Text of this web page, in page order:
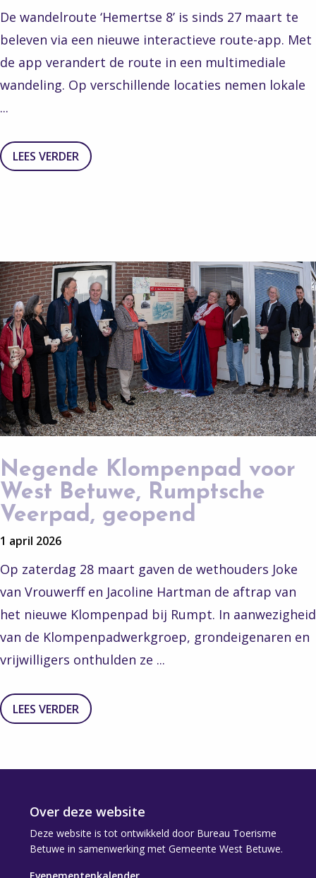
De wandelroute ‘Hemertse 8’ is sinds 27 maart te
beleven via een nieuwe interactieve route-app. Met
de app verandert de route in een multimediale
wandeling. Op verschillende locaties nemen lokale
...
LEES VERDER
Negende Klompenpad voor
West Betuwe, Rumptsche
Veerpad, geopend
1 april 2026
Op zaterdag 28 maart gaven de wethouders Joke
van Vrouwerff en Jacoline Hartman de aftrap van
het nieuwe Klompenpad bij Rumpt. In aanwezigheid
van de Klompenpadwerkgroep, grondeigenaren en
vrijwilligers onthulden ze ...
LEES VERDER
Over deze website
Deze website is tot ontwikkeld door Bureau Toerisme
Betuwe in samenwerking met Gemeente West Betuwe.
Evenementenkalender